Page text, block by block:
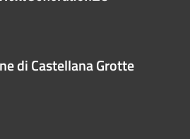
di Castellana Grotte